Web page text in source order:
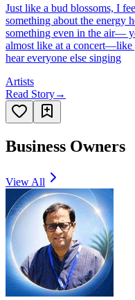
Just like a bud blossoms, I
something about the energy
something even in the air—
almost like at a concert—like
hear everyone else singing
Artists
Read Story→
Business Owners
View All